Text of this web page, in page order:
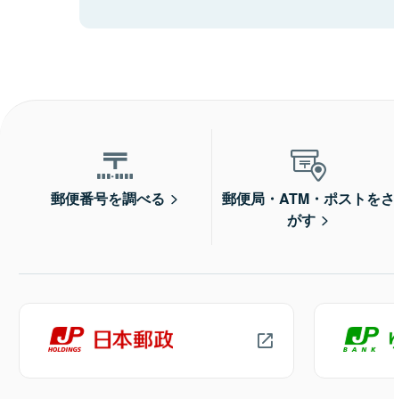
郵便番号を調べる
郵便局・ATM・ポストをさ
がす